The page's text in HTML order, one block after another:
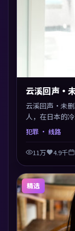
云溪回声·
云溪回声·未删
人，在日本的
以犯罪类型外
尾留白开放解
犯罪 · 线路
11万 4.9千
精选